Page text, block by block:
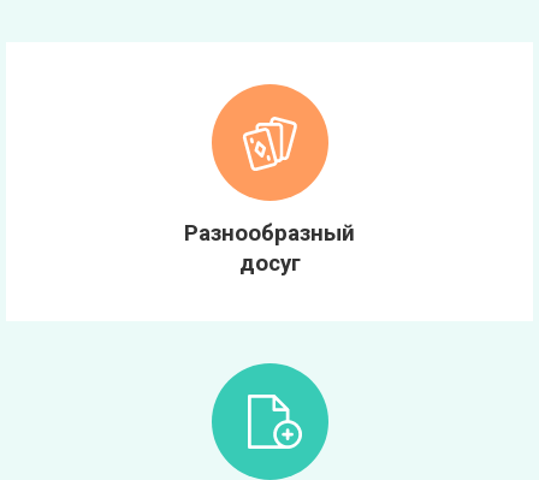
Разнообразный
досуг